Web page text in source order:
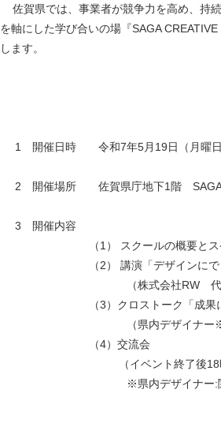
佐賀県では、事業者が競争力を高め、持
を軸にした学び合いの場『SAGA
します。
1 開催日時 令和7年5月19日（月曜日
2 開催場所 佐賀県庁地下1階 SAGA
3 開催内容
（1） スクールの概要と
（2） 講演「デザインに
（株式会社RW
（3）クロストーク「成
（県内デザイナ
（4）交流会
（イベント終了後
※県内デザイナー: